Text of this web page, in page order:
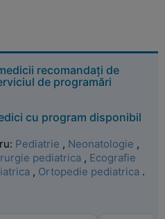
recomandați de
de programări
cu program disponibil
Pediatrie , Neonatologie ,
pediatrica , Ecografie
, Ortopedie pediatrica .